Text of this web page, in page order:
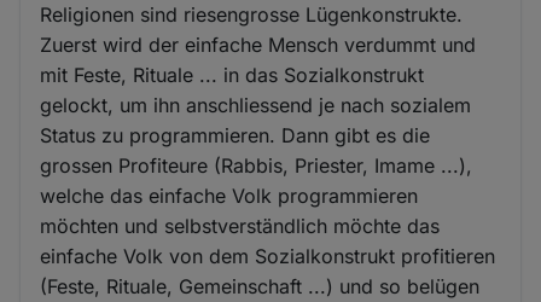
Religionen sind riesengrosse Lügenkonstrukte.
Zuerst wird der einfache Mensch verdummt und
mit Feste, Rituale ... in das Sozialkonstrukt
gelockt, um ihn anschliessend je nach sozialem
Status zu programmieren. Dann gibt es die
grossen Profiteure (Rabbis, Priester, Imame ...),
welche das einfache Volk programmieren
möchten und selbstverständlich möchte das
einfache Volk von dem Sozialkonstrukt profitieren
(Feste, Rituale, Gemeinschaft ...) und so belügen